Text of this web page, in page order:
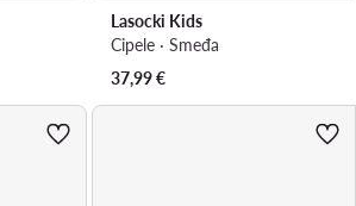
Lasocki Kids
Cipele · Smeđa
37,99€